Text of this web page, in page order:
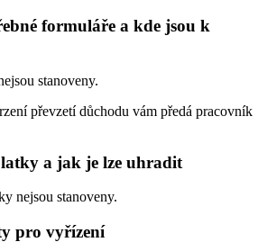
formuláře a kde jsou k
stanoveny.
převzetí důchodu vám předá pracovník
a jak je lze uhradit
nejsou stanoveny.
pro vyřízení